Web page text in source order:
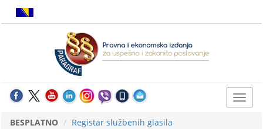
BESPLATNO
Registar službenih glasila